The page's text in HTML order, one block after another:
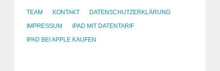
TEAM KONTAKT
DATENSCHUTZERKLÄRUNG
IMPRESSUM
IPAD MIT DATENTARIF
IPAD BEI APPLE KAUFEN